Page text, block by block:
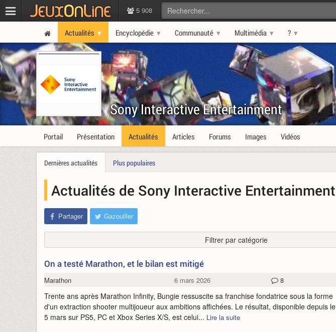
5 908
Actualités Encyclopédie Communauté Multimédia ?
Sony Interactive Entertainment
Portail Présentation Actualités Articles Forums Images Vidéos
Dernières actualités Plus populaires
Actualités de Sony Interactive Entertainment
Partager Gazouiller
Filtrer par catégorie
On a testé Marathon, et le bilan est mitigé
Marathon 6 mars 2026 8
Trente ans après Marathon Infinity, Bungie ressuscite sa franchise fondatrice sous la forme
d'un extraction shooter multijoueur aux ambitions affichées. Le résultat, disponible depuis le
5 mars sur PS5, PC et Xbox Series X/S, est celui... Lire la suite